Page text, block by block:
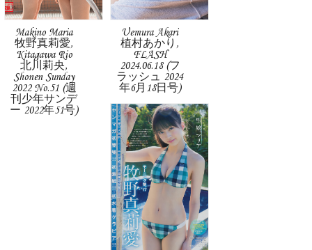
Makino Maria
牧野真莉愛,
Kitagawa Rio
北川莉央,
Shonen Sunday
2022 No.51 (週
刊少年サンデ
ー 2022年51号)
Uemura Akari
植村あかり,
FLASH
2024.06.18 (フ
ラッシュ 2024
年6月18日号)